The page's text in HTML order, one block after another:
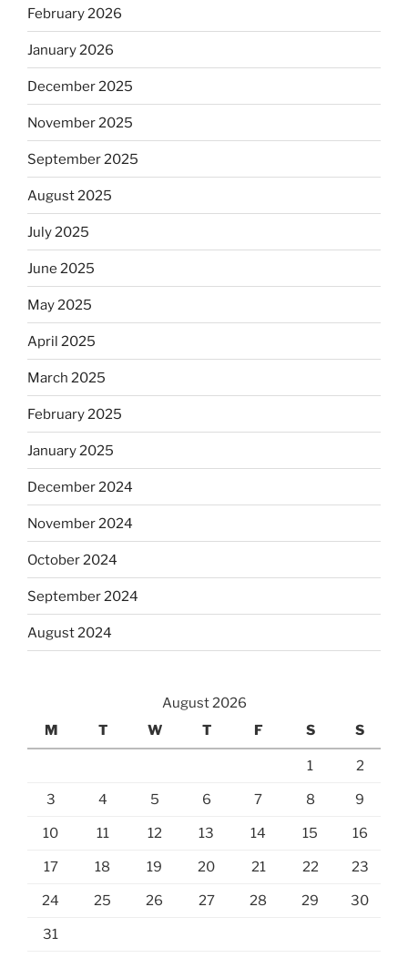
February 2026
January 2026
December 2025
November 2025
September 2025
August 2025
July 2025
June 2025
May 2025
April 2025
March 2025
February 2025
January 2025
December 2024
November 2024
October 2024
September 2024
August 2024
August 2026
M
T W T F S S
1 2
3 4 5 6 7 8 9
10 11 12 13 14 15 16
17 18 19 20 21 22 23
24 25 26 27 28 29 30
31